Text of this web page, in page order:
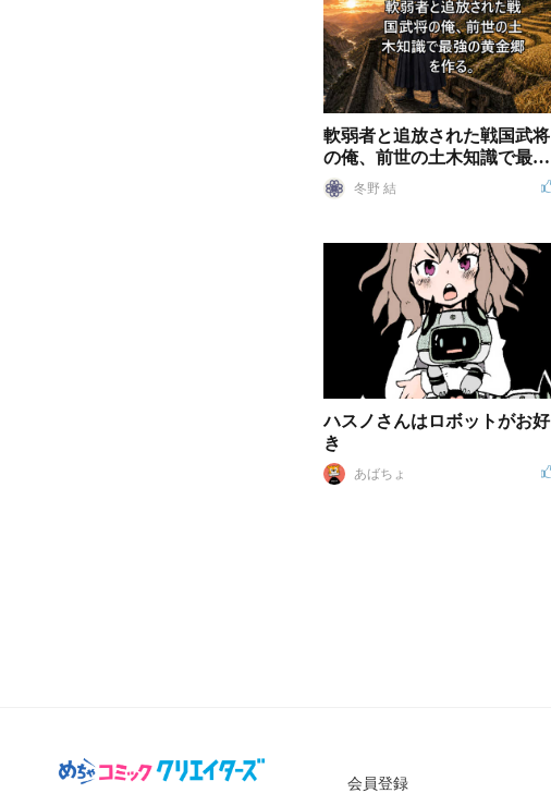
軟弱者と追放された戦国武将
の俺、前世の土木知識で最強
の黄金郷を作る。
冬野 結
ハスノさんはロボットがお好
き
あばちょ
会員登録